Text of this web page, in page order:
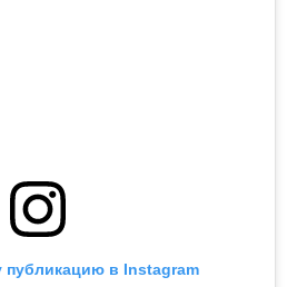
публикацию в Instagram